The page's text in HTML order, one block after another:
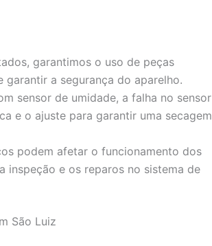
garantimos o uso de peças
a segurança do aparelho.
sensor de umidade, a falha no sensor
e o ajuste para garantir uma secagem
podem afetar o funcionamento dos
inspeção e os reparos no sistema de
São Luiz